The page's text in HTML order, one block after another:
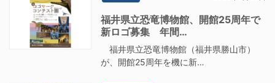
福井県立恐竜博物館、開館25周年で
新ロゴ募集 年間…
福井県立恐竜博物館（福井県勝山市）
が、開館25周年を機に新…